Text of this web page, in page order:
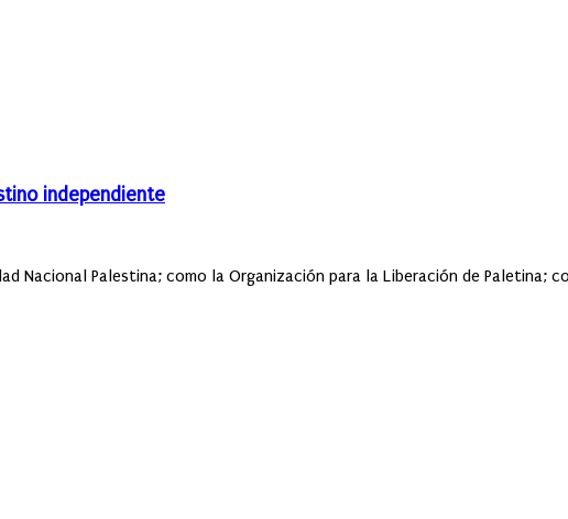
independiente
Nacional Palestina; como la Organización para la Liberación de Paletina;